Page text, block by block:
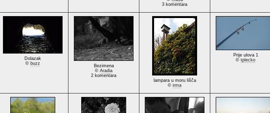
3 komentara
Dolazak
© buzz
Bezimena
©Aradia
2 komentara
lampara u moru lišča
©irma
Prije ulova 1
©tplecko